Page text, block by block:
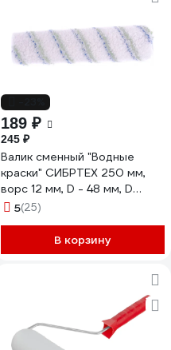
189 ₽
245 ₽
Валик сменный "Водные
краски" СИБРТЕХ 250 мм,
ворс 12 мм, D - 48 мм, D
ручки - 8 мм, полиэстер
5(25)
В корзину